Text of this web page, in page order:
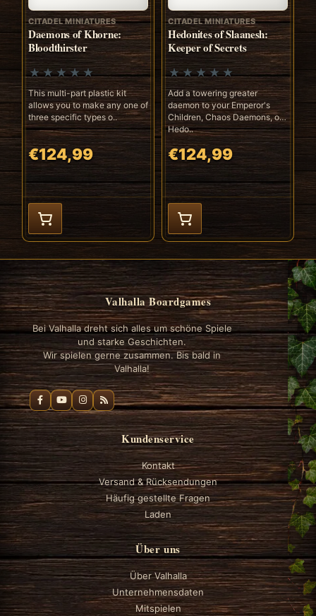
CITADEL MINIATURES
Daemons of Khorne:
Bloodthirster
This multi-part plastic kit
allows you to make any one of
three specific types o..
€124,99
CITADEL MINIATURES
Hedonites of Slaanesh:
Keeper of Secrets
Add a towering greater
daemon to your Emperor's
Children, Chaos Daemons, or
Hedo..
€124,99
Valhalla Boardgames
Bei Valhalla dreht sich alles um schöne Spiele
und starke Geschichten.
Wir spielen gerne zusammen. Bis bald in
Valhalla!
Kundenservice
Kontakt
Versand & Rücksendungen
Häufig gestellte Fragen
Laden
Über uns
Über Valhalla
Unternehmensdaten
Mitspielen